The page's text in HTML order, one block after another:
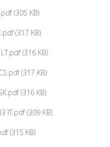
(305 KB)
(317 KB)
(316 KB)
(317 KB)
(316 KB)
IT.pdf (309 KB)
(315 KB)